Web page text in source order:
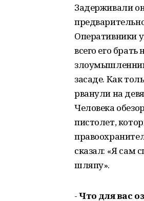
Задерживали
Оперативники
всего его
засаде. Как
рванули на
Человека
пистолет,
сказал: «Я сам
шляпу».
-Что для вас